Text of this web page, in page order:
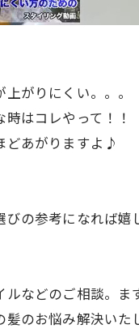
上がりにくい。。。
時はコレやって！！
どあがりますよ♪
びの参考になれば
ルなどのご相談。ま
髪のお悩み解決いた